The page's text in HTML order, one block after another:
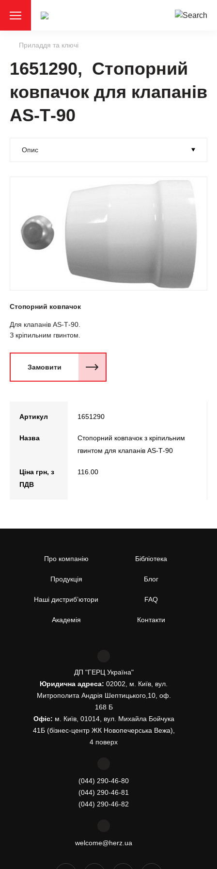
Приладдя та ключі
1651290, Стопорний
ковпачок для клапанів
AS-Т-90
Стопорний ковпачок
Для клапанів AS-Т-90.
З кріпильним гвинтом.
Замовити
Артикул 1651290
Назва
Стопорний ковпачок з кріпильним
гвинтом для клапанів AS-Т-90
Ціна грн, з
ПДВ
116.00
Про компанію
Продукція
Наші дистриб’ютори
Академія
Бібліотека
Блог
FAQ
Контакти
ДП "ГЕРЦ Україна"
Юридична адреса: 02002, м. Київ, вул.
Митрополита Андрія Шептицького,10, оф.
168 Б
Офіс: м. Київ, 01014, вул. Михайла Бойчука
41Б (бізнес-центр ЖК Новопечерська Вежа),
4 поверх
(044) 290-46-80
(044) 290-46-81
(044) 290-46-82
welcome@herz.ua